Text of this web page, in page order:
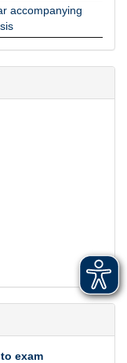
Course name
accompanying
exam